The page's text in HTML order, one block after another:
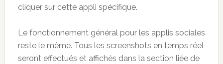
cliquer sur cette appli spécifique.
Le fonctionnement général pour les applis sociales
reste le même. Tous les screenshots en temps réel
seront effectués et affichés dans la section liée de